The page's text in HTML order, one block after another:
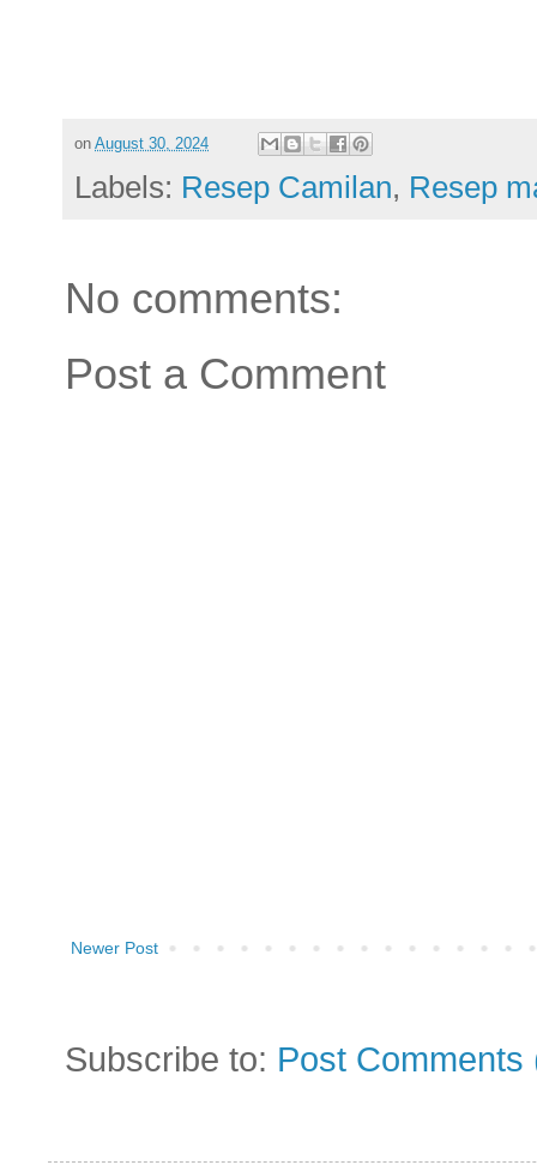
on August 30, 2024
Labels: Resep Camilan, Resep
No comments:
Post a Comment
Newer Post
Subscribe to: Post Comments